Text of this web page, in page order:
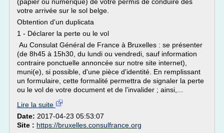
votre arrivée sur le sol belge.
Obtention d'un duplicata
1 - Déclarer la perte ou le vol
Au Consulat Général de France à Bruxelles : se présenter
(de 8h45 à 15h30, du lundi ou vendredi, sauf information
contraire ponctuelle annoncée sur notre site internet),
muni(e), si possible, d'une pièce d'identité. En remplissant
un formulaire, cette formalité permettra de signaler la perte
ou le vol de votre document et de l'invalider ; ainsi,...
Lire la suite
Date: 2017-04-23 05:53:07
Site : https://bruxelles.consulfrance.org